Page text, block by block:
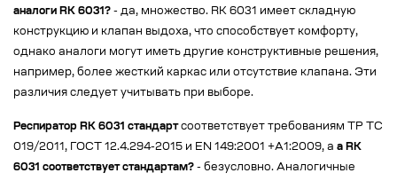
аналоги RK 6031? - да, множество. RK 6031 имеет складную
конструкцию и клапан выдоха, что способствует комфорту,
однако аналоги могут иметь другие конструктивные решения,
например, более жесткий каркас или отсутствие клапана. Эти
различия следует учитывать при выборе.
Респиратор RK 6031 стандартсоответствует требованиям ТР ТС
019/2011, ГОСТ 12.4.294-2015 и EN 149:2001 +A1:2009, а а RK
6031 соответствует стандартам? - безусловно. Аналогичные